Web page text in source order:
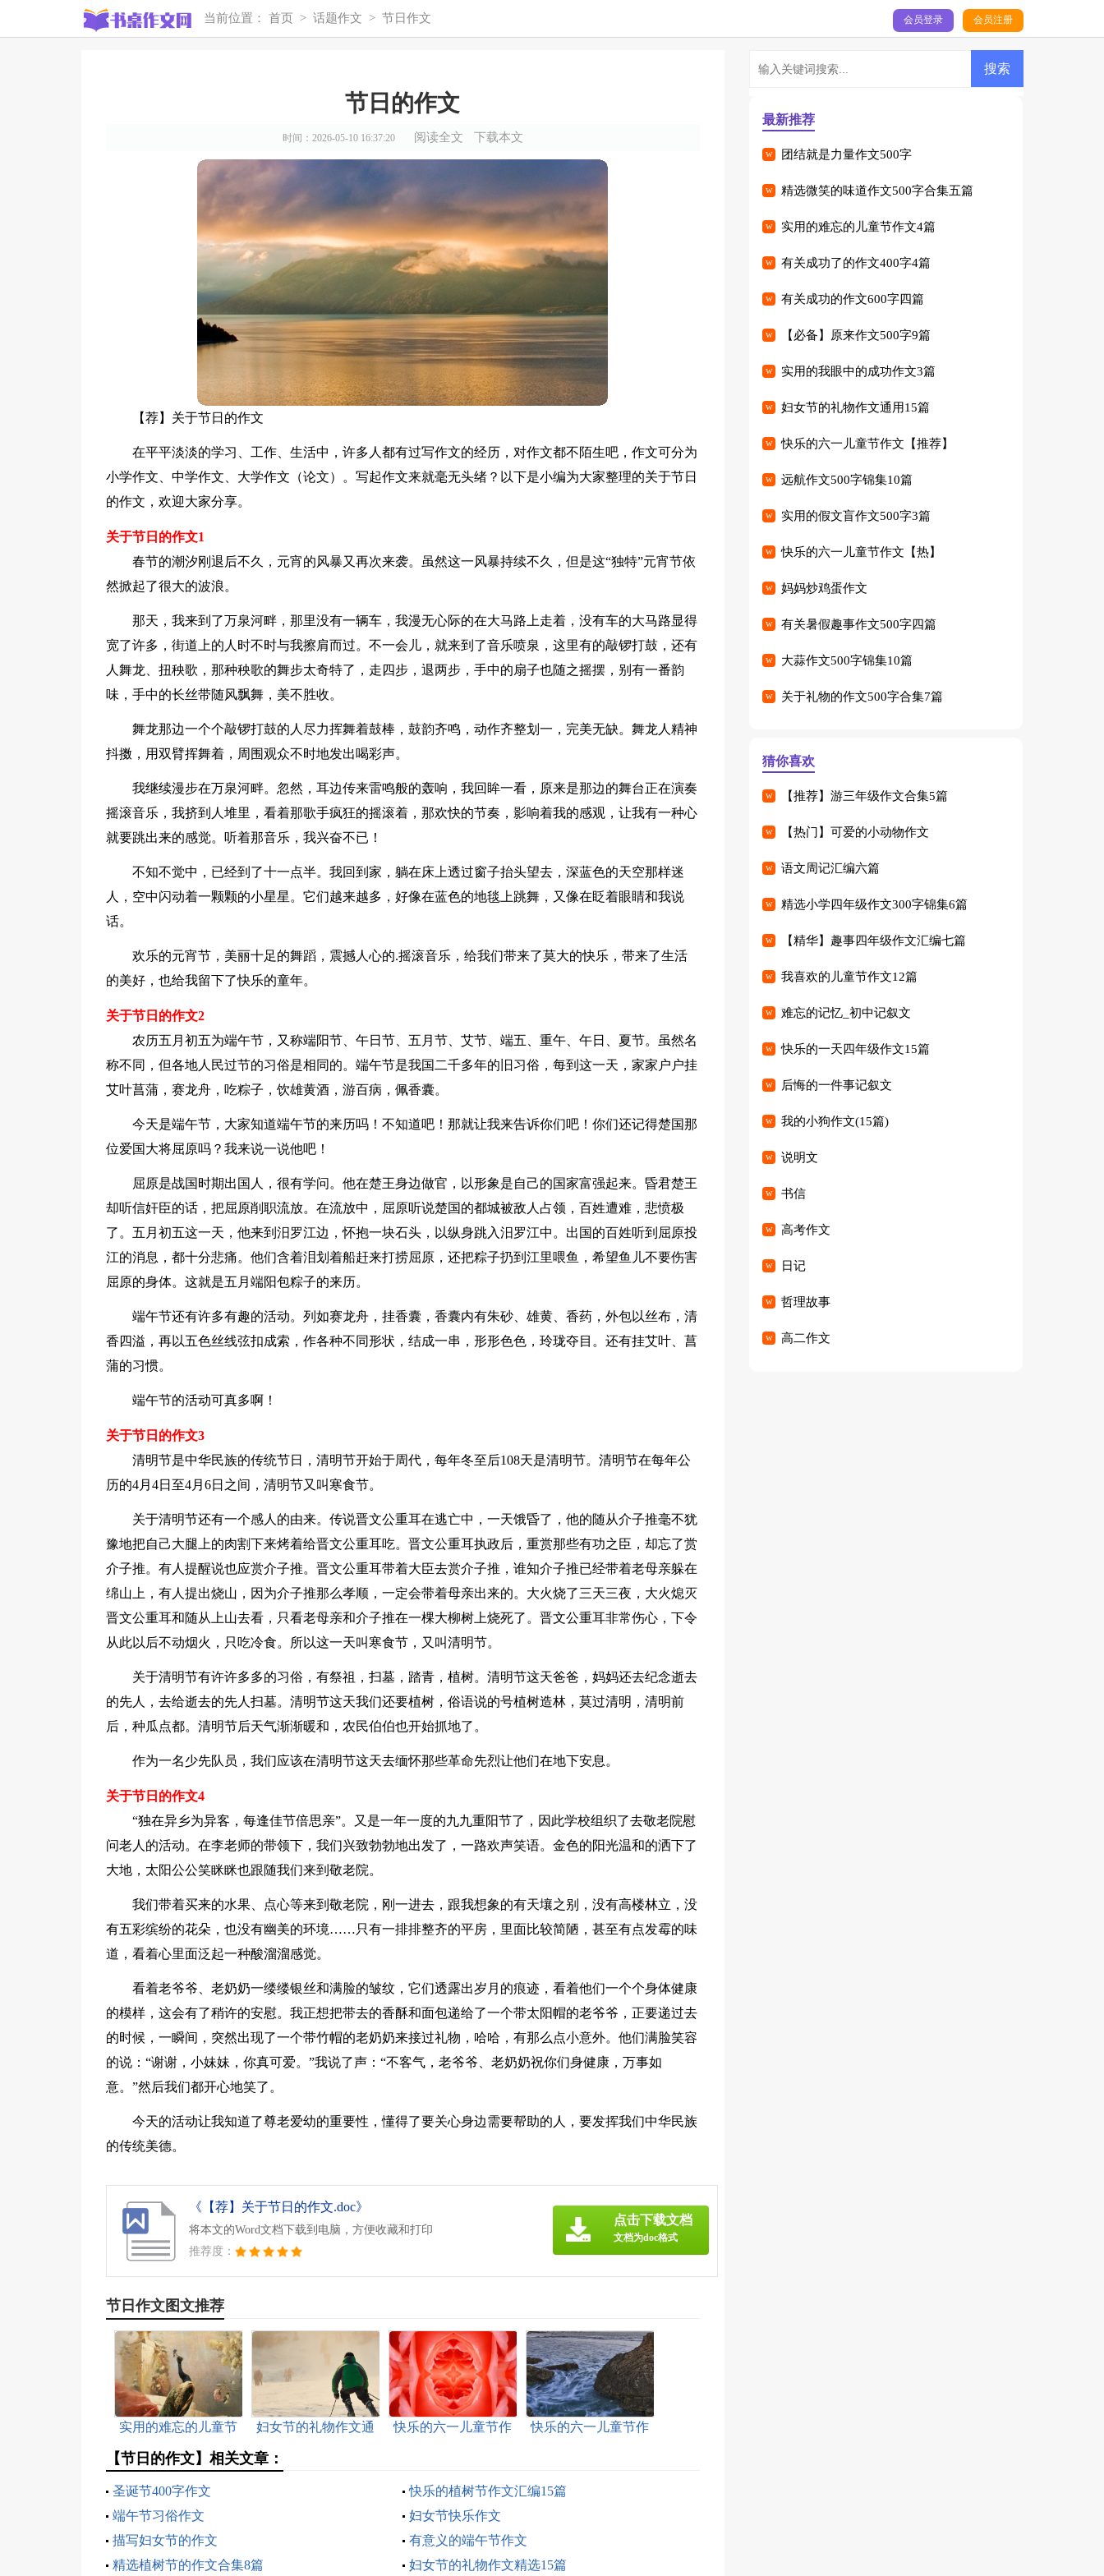
当前位置： 首页 > 话题作文 > 节日作文 会员登录 会员注册
节日的作文
时间：2026-05-10 16:37:20 阅读全文 下载本文
【荐】关于节日的作文
在平平淡淡的学习、工作、生活中，许多人都有过写作文的经历，对作文都不陌生吧，作文可分为
小学作文、中学作文、大学作文（论文）。写起作文来就毫无头绪？以下是小编为大家整理的关于节日
的作文，欢迎大家分享。
关于节日的作文1
春节的潮汐刚退后不久，元宵的风暴又再次来袭。虽然这一风暴持续不久，但是这“独特”元宵节依
然掀起了很大的波浪。
那天，我来到了万泉河畔，那里没有一辆车，我漫无心际的在大马路上走着，没有车的大马路显得
宽了许多，街道上的人时不时与我擦肩而过。不一会儿，就来到了音乐喷泉，这里有的敲锣打鼓，还有
人舞龙、扭秧歌，那种秧歌的舞步太奇特了，走四步，退两步，手中的扇子也随之摇摆，别有一番韵
味，手中的长丝带随风飘舞，美不胜收。
舞龙那边一个个敲锣打鼓的人尽力挥舞着鼓棒，鼓韵齐鸣，动作齐整划一，完美无缺。舞龙人精神
抖擞，用双臂挥舞着，周围观众不时地发出喝彩声。
我继续漫步在万泉河畔。忽然，耳边传来雷鸣般的轰响，我回眸一看，原来是那边的舞台正在演奏
摇滚音乐，我挤到人堆里，看着那歌手疯狂的摇滚着，那欢快的节奏，影响着我的感观，让我有一种心
就要跳出来的感觉。听着那音乐，我兴奋不已！
不知不觉中，已经到了十一点半。我回到家，躺在床上透过窗子抬头望去，深蓝色的天空那样迷
人，空中闪动着一颗颗的小星星。它们越来越多，好像在蓝色的地毯上跳舞，又像在眨着眼睛和我说
话。
欢乐的元宵节，美丽十足的舞蹈，震撼人心的.摇滚音乐，给我们带来了莫大的快乐，带来了生活
的美好，也给我留下了快乐的童年。
关于节日的作文2
农历五月初五为端午节，又称端阳节、午日节、五月节、艾节、端五、重午、午日、夏节。虽然名
称不同，但各地人民过节的习俗是相同的。端午节是我国二千多年的旧习俗，每到这一天，家家户户挂
艾叶菖蒲，赛龙舟，吃粽子，饮雄黄酒，游百病，佩香囊。
今天是端午节，大家知道端午节的来历吗！不知道吧！那就让我来告诉你们吧！你们还记得楚国那
位爱国大将屈原吗？我来说一说他吧！
屈原是战国时期出国人，很有学问。他在楚王身边做官，以形象是自己的国家富强起来。昏君楚王
却听信奸臣的话，把屈原削职流放。在流放中，屈原听说楚国的都城被敌人占领，百姓遭难，悲愤极
了。五月初五这一天，他来到汨罗江边，怀抱一块石头，以纵身跳入汨罗江中。出国的百姓听到屈原投
江的消息，都十分悲痛。他们含着泪划着船赶来打捞屈原，还把粽子扔到江里喂鱼，希望鱼儿不要伤害
屈原的身体。这就是五月端阳包粽子的来历。
端午节还有许多有趣的活动。列如赛龙舟，挂香囊，香囊内有朱砂、雄黄、香药，外包以丝布，清
香四溢，再以五色丝线弦扣成索，作各种不同形状，结成一串，形形色色，玲珑夺目。还有挂艾叶、菖
蒲的习惯。
端午节的活动可真多啊！
关于节日的作文3
清明节是中华民族的传统节日，清明节开始于周代，每年冬至后108天是清明节。清明节在每年公
历的4月4日至4月6日之间，清明节又叫寒食节。
关于清明节还有一个感人的由来。传说晋文公重耳在逃亡中，一天饿昏了，他的随从介子推毫不犹
豫地把自己大腿上的肉割下来烤着给晋文公重耳吃。晋文公重耳执政后，重赏那些有功之臣，却忘了赏
介子推。有人提醒说也应赏介子推。晋文公重耳带着大臣去赏介子推，谁知介子推已经带着老母亲躲在
绵山上，有人提出烧山，因为介子推那么孝顺，一定会带着母亲出来的。大火烧了三天三夜，大火熄灭
晋文公重耳和随从上山去看，只看老母亲和介子推在一棵大柳树上烧死了。晋文公重耳非常伤心，下令
从此以后不动烟火，只吃冷食。所以这一天叫寒食节，又叫清明节。
关于清明节有许许多多的习俗，有祭祖，扫墓，踏青，植树。清明节这天爸爸，妈妈还去纪念逝去
的先人，去给逝去的先人扫墓。清明节这天我们还要植树，俗语说的号植树造林，莫过清明，清明前
后，种瓜点都。清明节后天气渐渐暖和，农民伯伯也开始抓地了。
作为一名少先队员，我们应该在清明节这天去缅怀那些革命先烈让他们在地下安息。
关于节日的作文4
“独在异乡为异客，每逢佳节倍思亲”。又是一年一度的九九重阳节了，因此学校组织了去敬老院慰
问老人的活动。在李老师的带领下，我们兴致勃勃地出发了，一路欢声笑语。金色的阳光温和的洒下了
大地，太阳公公笑眯眯也跟随我们来到敬老院。
我们带着买来的水果、点心等来到敬老院，刚一进去，跟我想象的有天壤之别，没有高楼林立，没
有五彩缤纷的花朵，也没有幽美的环境……只有一排排整齐的平房，里面比较简陋，甚至有点发霉的味
道，看着心里面泛起一种酸溜溜感觉。
看着老爷爷、老奶奶一缕缕银丝和满脸的皱纹，它们透露出岁月的痕迹，看着他们一个个身体健康
的模样，这会有了稍许的安慰。我正想把带去的香酥和面包递给了一个带太阳帽的老爷爷，正要递过去
的时候，一瞬间，突然出现了一个带竹帽的老奶奶来接过礼物，哈哈，有那么点小意外。他们满脸笑容
的说：“谢谢，小妹妹，你真可爱。”我说了声：“不客气，老爷爷、老奶奶祝你们身健康，万事如
意。”然后我们都开心地笑了。
今天的活动让我知道了尊老爱幼的重要性，懂得了要关心身边需要帮助的人，要发挥我们中华民族
的传统美德。
《【荐】关于节日的作文.doc》
将本文的Word文档下载到电脑，方便收藏和打印
推荐度：
点击下载文档
文档为doc格式
节日作文图文推荐
实用的难忘的儿童节
妇女节的礼物作文通
快乐的六一儿童节作
快乐的六一儿童节作
【节日的作文】相关文章：
圣诞节400字作文
快乐的植树节作文汇编15篇
端午节习俗作文
妇女节快乐作文
描写妇女节的作文
有意义的端午节作文
精选植树节的作文合集8篇
妇女节的礼物作文精选15篇
最新推荐
团结就是力量作文500字
精选微笑的味道作文500字合集五篇
实用的难忘的儿童节作文4篇
有关成功了的作文400字4篇
有关成功的作文600字四篇
【必备】原来作文500字9篇
实用的我眼中的成功作文3篇
妇女节的礼物作文通用15篇
快乐的六一儿童节作文【推荐】
远航作文500字锦集10篇
实用的假文盲作文500字3篇
快乐的六一儿童节作文【热】
妈妈炒鸡蛋作文
有关暑假趣事作文500字四篇
大蒜作文500字锦集10篇
关于礼物的作文500字合集7篇
猜你喜欢
【推荐】游三年级作文合集5篇
【热门】可爱的小动物作文
语文周记汇编六篇
精选小学四年级作文300字锦集6篇
【精华】趣事四年级作文汇编七篇
我喜欢的儿童节作文12篇
难忘的记忆_初中记叙文
快乐的一天四年级作文15篇
后悔的一件事记叙文
我的小狗作文(15篇)
说明文
书信
高考作文
日记
哲理故事
高二作文